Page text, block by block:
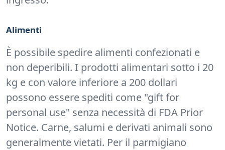
Alimenti
È possibile spedire alimenti confezionati e
non deperibili. I prodotti alimentari sotto i 20
kg e con valore inferiore a 200 dollari
possono essere spediti come "gift for
personal use" senza necessità di FDA Prior
Notice. Carne, salumi e derivati animali sono
generalmente vietati. Per il parmigiano